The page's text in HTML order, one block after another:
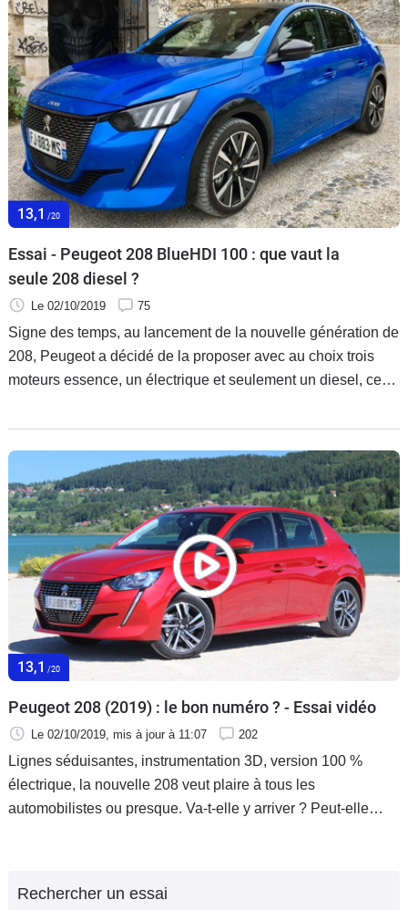
13,1 /20
Essai - Peugeot 208 BlueHDI 100 : que vaut la
seule 208 diesel ?
Le 02/10/2019 75
Signe des temps, au lancement de la nouvelle génération de
208, Peugeot a décidé de la proposer avec au choix trois
moteurs essence, un électrique et seulement un diesel, ce
dernières années le monde automobile, surtout parmi les
polyvalentes. Est-ce qu'il faut définitivement faire une croix
dessus ou est-ce que ce type de motorisation garde encore
un intérêt dans cette catégorie ? C'est la question à laquelle
nous avons voulu répondre.
13,1 /20
Peugeot 208 (2019) : le bon numéro ? - Essai vidéo
Le 02/10/2019, mis à jour à 11:07 202
Lignes séduisantes, instrumentation 3D, version 100 %
électrique, la nouvelle 208 veut plaire à tous les
automobilistes ou presque. Va-t-elle y arriver ? Peut-elle
de la version Puretech 100 ch.
Rechercher un essai